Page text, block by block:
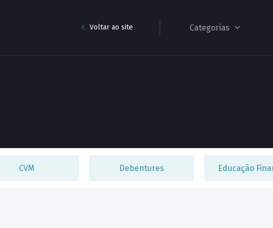
Voltar ao site Categorias
CVM Debentures Educação